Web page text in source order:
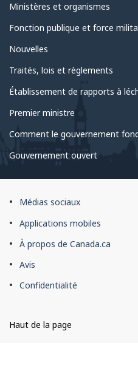
Ministères et organismes
Fonction publique et force
Nouvelles
Traités, lois et règlements
Établissement de rapports à
Premier ministre
Comment le gouvernement
Gouvernement ouvert
À
propos
du
site
Médias sociaux
Applications mobiles
À propos de Canada.ca
Avis
Confidentialité
Haut de la page